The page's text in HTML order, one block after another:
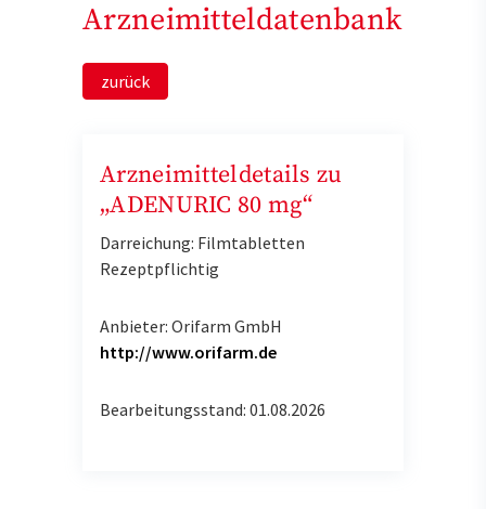
Arzneimitteldatenbank
zurück
Arzneimitteldetails zu
„ADENURIC 80 mg“
Darreichung: Filmtabletten
Rezeptpflichtig
Anbieter: Orifarm GmbH
http://www.orifarm.de
Bearbeitungsstand: 01.08.2026